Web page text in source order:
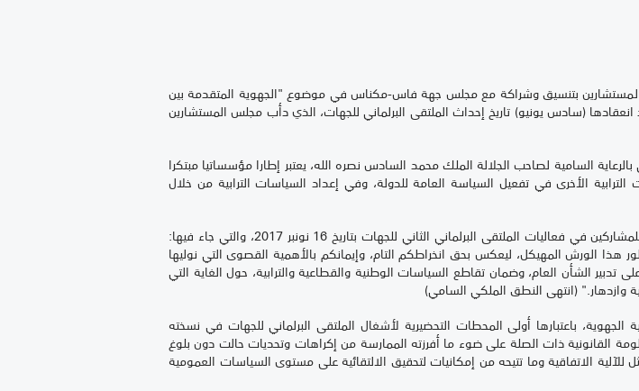
بتنسيق وشراكة مع مجلس جهة فاس-مكناس في موضوع "الجهوية المتقدمة بين
(سادس يونيو) تاريخ إحداث الملتقى البرلماني للجهات، الذي دأب مجلس المستشارين
السامية لصاحب الجلالة الملك محمد السادس نصره الله، يعتبر إطارا مؤسساتيا مبتكرا
مساهمة الجهات والجماعات الترابية الأخرى في تفعيل السياسة العامة للدولة، وفي إعداد السياسات الترابية من خلال
وهي مناسبة لكي نستحضر، بكل فخر واعتزاز، مضامين الرسالة الملكية الموجهة للمشاركين في فعاليات الملتقى البرلماني الثاني للجهات بتاريخ 16 نونبر 2017، والتي جاء فيها:
هذا الورش المهيكل، ليعكس بحق انخراطكم التام، وإيمانكم بالأهمية القصوى التي نوليها
الشأن العام، وضمان تقاطع السياسات الوطنية والقطاعية والترابية، حول الغاية التي
(انتهى النطق الملكي السامي)
باعتبارها أولى المحطات التحضيرية لأشغال الملتقى البرلماني للجهات في نسخته
القانونية ذات الصلة على ضوء ما أفرزته الممارسة من إكراهات وتحديات حالت دون بلوغ
للآلية الاتفاقية وما تتيحه من إمكانيات لتحقيق الالتقائية على مستوى السياسات العمومية